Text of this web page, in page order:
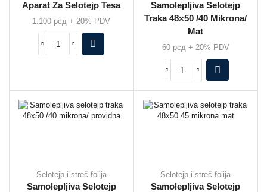
Aparat Za Selotejp Tesa
1.100 рсд + 20% PDV
Samolepljiva Selotejp
Traka 48×50 /40 Mikrona/
Mat
60 рсд+ 20% PDV
Selotejp i streč folija
Samolepljiva Selotejp
Selotejp i streč folija
Samolepljiva Selotejp